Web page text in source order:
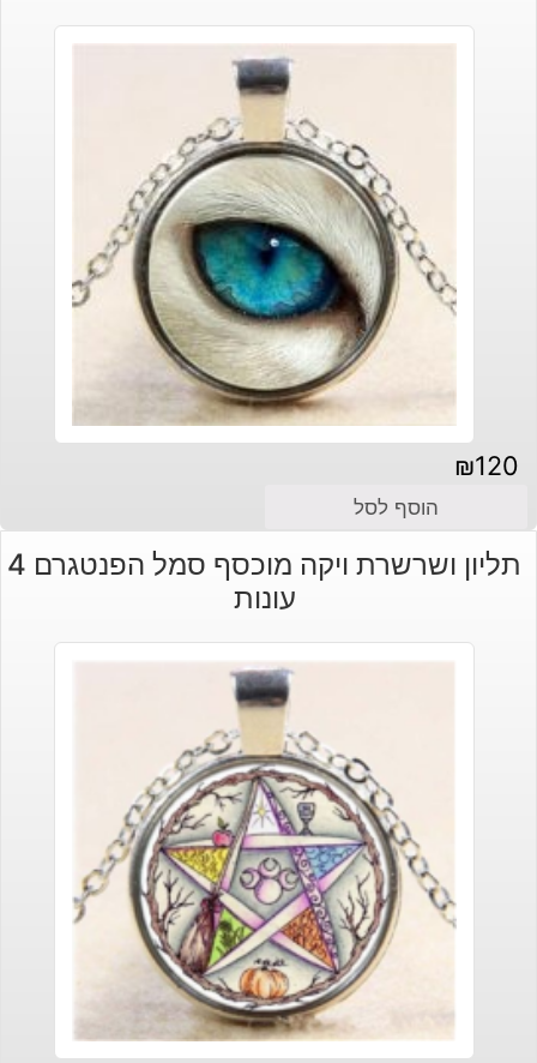
₪120
הוסף לסל
תליון ושרשרת ויקה מוכסף סמל הפנטגרם 4
עונות